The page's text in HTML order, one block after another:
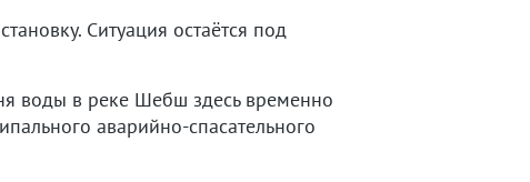
Ситуация остаётся под
воды в реке Шебш здесь временно
аварийно-спасательного